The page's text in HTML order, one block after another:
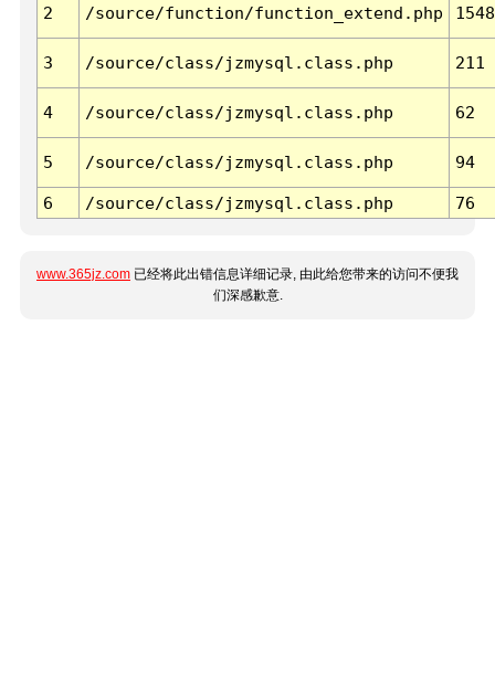
2 /source/function/function_extend.php 1548
3 /source/class/jzmysql.class.php 211
4 /source/class/jzmysql.class.php 62
5 /source/class/jzmysql.class.php 94
6 /source/class/jzmysql.class.php 76
www.365jz.com 已经将此出错信息详细记录, 由此给您带来的访问不便我
们深感歉意.